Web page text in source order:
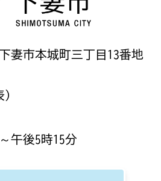
妻市本城町三丁目13番地
)
午後5時15分